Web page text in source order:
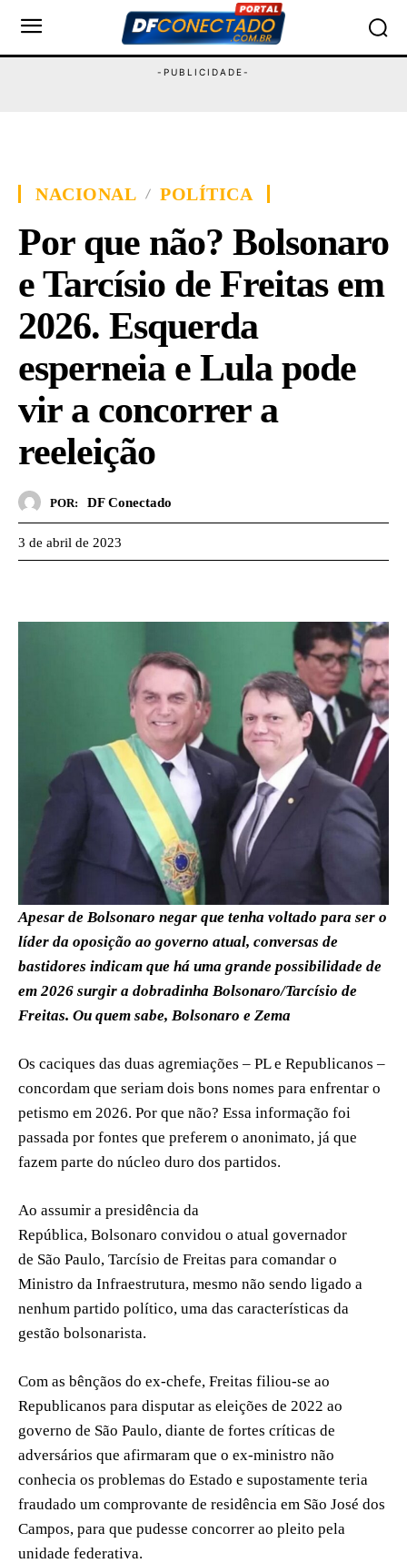
NACIONAL POLÍTICA
Por que não? Bolsonaro
e Tarcísio de Freitas em
2026. Esquerda
esperneia e Lula pode
vir a concorrer a
reeleição
POR: DF Conectado
3 de abril de 2023
Apesar de Bolsonaro negar que tenha voltado para ser o
líder da oposição ao governo atual, conversas de
bastidores indicam que há uma grande possibilidade de
em 2026 surgir a dobradinha Bolsonaro/Tarcísio de
Freitas. Ou quem sabe, Bolsonaro e Zema
Os caciques das duas agremiações – PL e Republicanos –
concordam que seriam dois bons nomes para enfrentar o
petismo em 2026. Por que não? Essa informação foi
passada por fontes que preferem o anonimato, já que
fazem parte do núcleo duro dos partidos.
Ao assumir a presidência da
República, Bolsonaro convidou o atual governador
de São Paulo, Tarcísio de Freitas para comandar o
Ministro da Infraestrutura, mesmo não sendo ligado a
nenhum partido político, uma das características da
gestão bolsonarista.
Com as bênçãos do ex-chefe, Freitas filiou-se ao
Republicanos para disputar as eleições de 2022 ao
governo de São Paulo, diante de fortes críticas de
adversários que afirmaram que o ex-ministro não
conhecia os problemas do Estado e supostamente teria
fraudado um comprovante de residência em São José dos
Campos, para que pudesse concorrer ao pleito pela
unidade federativa.